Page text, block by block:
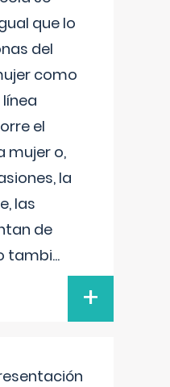
que lo
del
como
el
mujer o,
la
las
de
tambi...
+